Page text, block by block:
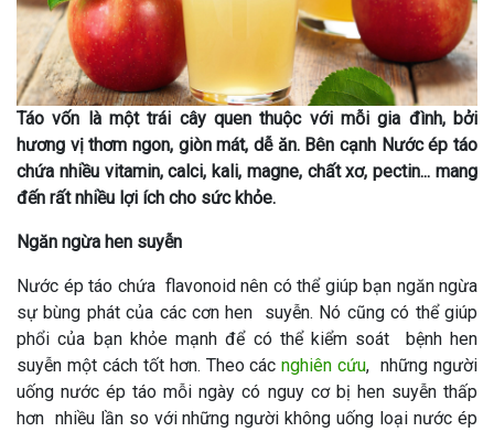
Táo vốn là một trái cây quen thuộc với mỗi gia đình, bởi
hương vị thơm ngon, giòn mát, dễ ăn. Bên cạnh Nước ép táo
chứa nhiều vitamin, calci, kali, magne, chất xơ, pectin... mang
đến rất nhiều lợi ích cho sức khỏe.
Ngăn ngừa hen suyễn
Nước ép táo chứa flavonoid nên có thể giúp bạn ngăn ngừa
sự bùng phát của các cơn hen suyễn. Nó cũng có thể giúp
phổi của bạn khỏe mạnh để có thể kiểm soát bệnh hen
suyễn một cách tốt hơn. Theo cácnghiên cứu, những người
uống nước ép táo mỗi ngày có nguy cơ bị hen suyễn thấp
hơn nhiều lần so với những người không uống loại nước ép